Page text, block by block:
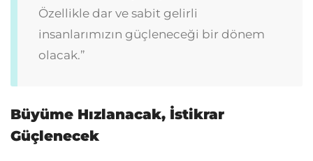
Özellikle dar ve sabit gelirli
insanlarımızın güçleneceği bir dönem
olacak.”
Büyüme Hızlanacak, İstikrar
Güçlenecek